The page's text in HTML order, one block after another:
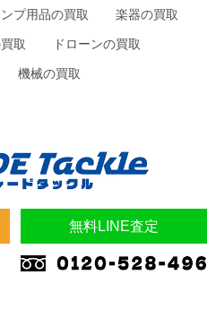
無料LINE査定
プ用品の買取 楽器の買取
取 ドローンの買取
機械の買取